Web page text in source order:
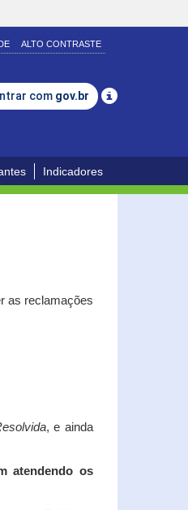
ALTO CONTRASTE
com gov.br
Indicadores
as reclamações
, e ainda
atendendo os